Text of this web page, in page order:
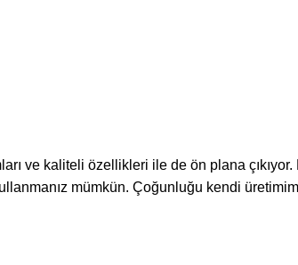
ve kaliteli özellikleri ile de ön plana
mümkün. Çoğunluğu kendi